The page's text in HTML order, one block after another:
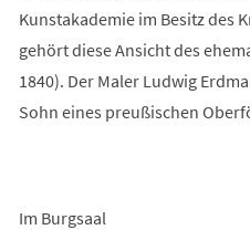
Kunstakademie im Besitz des
gehört diese Ansicht des
1840). Der Maler Ludwig
Sohn eines preußischen
Im Burgsaal